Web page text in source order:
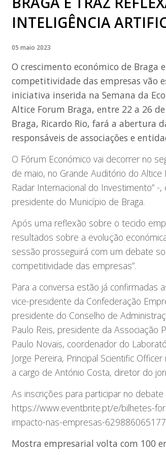
INTELIGÊNCIA
05 maio 2023
O crescimento económico de
competitividade das empresas vão
iniciativa inserida na Semana da
Altice Forum Braga, entre 22 a 26
Braga, Ricardo Rio, fará a abertura
responsáveis de associações e
O Fórum Económico vai decorrer no
de maio, no Grande Auditório do Altice
Radar Internacional do Investimento”
presidente do Município de Braga.
Após uma reflexão sobre o tecido
resultados sobre a evolução
sessão prosseguirá com um debate
competitividade das empresas”.
Para a conversa estão já confirmadas
vice-presidente da Confederação
presidente do Conselho de
Paulo Reis, presidente da Associação
Paulo Novais, coordenador do
Jorge Pereira, Principal Scientific
a cargo de António Costa, diretor do
As inscrições para participar no
https://www.eventbrite.pt/e/bilhetes-
impacto-nas-empresas-629886065177
Mostra empresarial volta com 100